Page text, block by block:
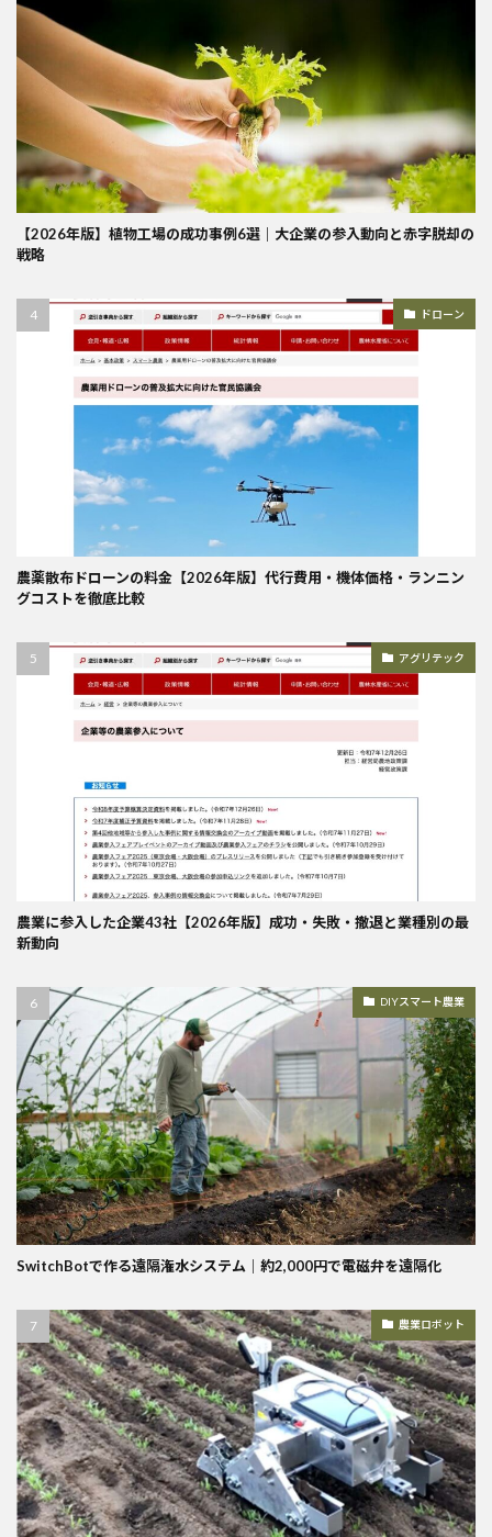
【2026年版】植物工場の成功事例6選｜大企業の参入動向と赤字脱却の
戦略
ドローン
農薬散布ドローンの料金【2026年版】代行費用・機体価格・ランニン
グコストを徹底比較
アグリテック
農業に参入した企業43社【2026年版】成功・失敗・撤退と業種別の最
新動向
DIYスマート農業
SwitchBotで作る遠隔潅水システム｜約2,000円で電磁弁を遠隔化
農業ロボット